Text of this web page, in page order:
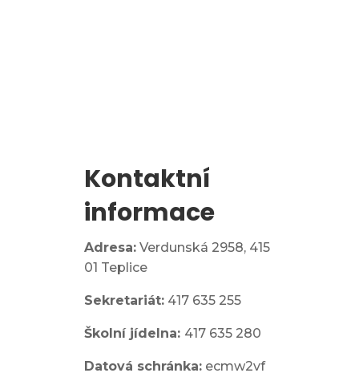
Kontaktní
informace
Adresa: Verdunská 2958, 415
01 Teplice
Sekretariát: 417 635 255
Školní jídelna: 417 635 280
Datová schránka: ecmw2vf